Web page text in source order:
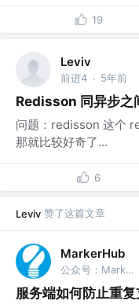
19
Leviv
前进4 · 5年前
Redisson 同异步之
问题：redisson 这个
那就比较好奇了...
6
Leviv 赞了这篇文章
MarkerHub
公众号：MarkerHub
服务端如何防止重